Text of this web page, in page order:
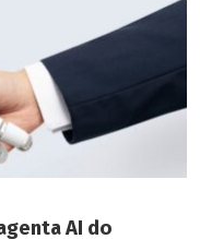
AI do